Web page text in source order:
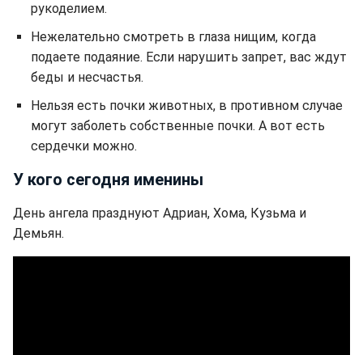
рукоделием.
Нежелательно смотреть в глаза нищим, когда
подаете подаяние. Если нарушить запрет, вас ждут
беды и несчастья.
Нельзя есть почки животных, в противном случае
могут заболеть собственные почки. А вот есть
сердечки можно.
У кого сегодня именины
День ангела празднуют Адриан, Хома, Кузьма и
Демьян.